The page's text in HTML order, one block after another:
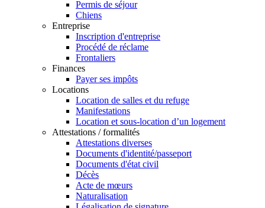
Permis de séjour
Chiens
Entreprise
Inscription d'entreprise
Procédé de réclame
Frontaliers
Finances
Payer ses impôts
Locations
Location de salles et du refuge
Manifestations
Location et sous-location d’un logement
Attestations / formalités
Attestations diverses
Documents d'identité/passeport
Documents d'état civil
Décès
Acte de mœurs
Naturalisation